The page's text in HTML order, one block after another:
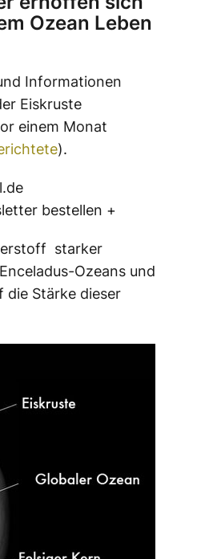
Ozean Leben
Informationen
Eiskruste
einem Monat
).
bestellen +
starker
Ozeans und
die Stärke dieser